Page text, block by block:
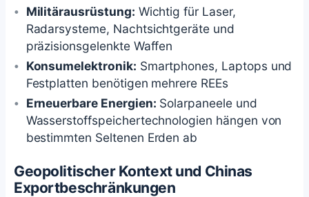
Militärausrüstung: Wichtig für Laser,
Radarsysteme, Nachtsichtgeräte und
präzisionsgelenkte Waffen
Konsumelektronik: Smartphones, Laptops und
Festplatten benötigen mehrere REEs
Erneuerbare Energien: Solarpaneele und
Wasserstoffspeichertechnologien hängen von
bestimmten Seltenen Erden ab
Geopolitischer Kontext und Chinas
Exportbeschränkungen